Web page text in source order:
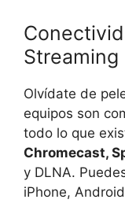
Streaming
Olvídate de
equipos son
todo lo que
Chromecast,
y DLNA.
iPhone,